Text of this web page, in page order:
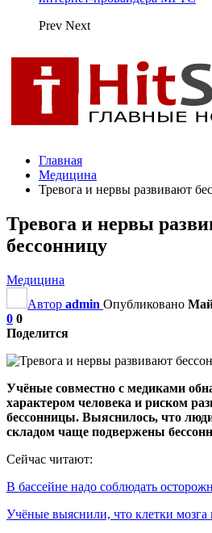
Prev Next
Главная
Медицина
Тревога и нервы развивают
Тревога и нервы
бессонницу
Медицина
Автор admin Опубликовано Май
0 0
Поделится
Учёные совместно с медиками
характером человека и риском
бессонницы. Выяснилось, что
складом чаще подвержены
Сейчас читают:
В бассейне надо соблюдать
Учёные выяснили, что клетки мозга